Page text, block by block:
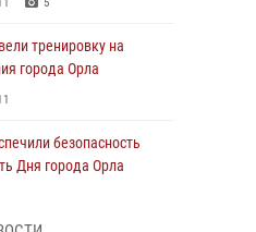
тренировку на
города Орла
безопасность
Дня города Орла